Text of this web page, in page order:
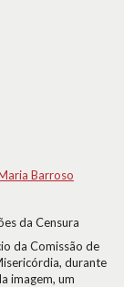
Barroso
da Censura
da Comissão de
durante
imagem, um